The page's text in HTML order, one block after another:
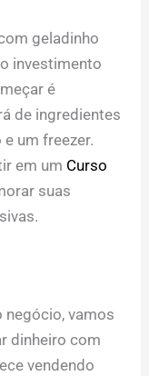
geladinho
investimento
é
de ingredientes
um freezer.
em um Curso
suas
negócio, vamos
dinheiro com
vendendo